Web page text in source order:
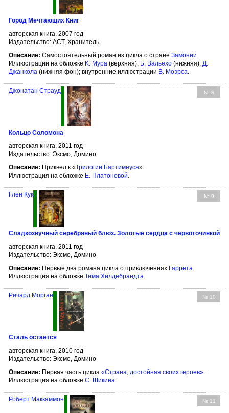
Город Мечтающих Книг
авторская книга, 2007 год
Издательство: АСТ, Хранитель
Описание: Самостоятельный роман из цикла о стране Замонии.
Иллюстрации на обложке K. Мура (верхняя), Б. Вальехо (нижняя), Д.
Джанкола (нижняя фон); внутренние иллюстрации В. Моэрса.
№ 8
Джонатан Страуд
Кольцо Соломона
авторская книга, 2011 год
Издательство: Эксмо, Домино
Описание: Приквел к «Трилогии Бартимеуса».
Иллюстрация на обложке Е. Платоновой.
№ 9
Глен Кук
Сладкозвучный серебряный блюз. Золотые сердца с червоточинкой
авторская книга, 2011 год
Издательство: Эксмо, Домино
Описание: Первые два романа цикла о приключениях Гаррета.
Иллюстрация на обложке Тима Хилдебрандта.
№ 10
Ричард Морган
Сталь остается
авторская книга, 2010 год
Издательство: Эксмо, Домино
Описание: Первая часть цикла «Страна, достойная своих героев»
Иллюстрация на обложке С. Шикина
№ 11
Роберт Маккаммон